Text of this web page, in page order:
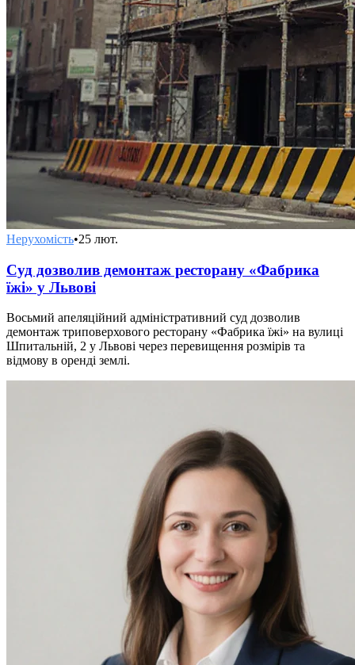
Нерухомість•25 лют.
Суд дозволив демонтаж ресторану «Фабрика
їжі» у Львові
Восьмий апеляційний адміністративний суд дозволив
демонтаж триповерхового ресторану «Фабрика їжі» на вулиці
Шпитальній, 2 у Львові через перевищення розмірів та
відмову в оренді землі.